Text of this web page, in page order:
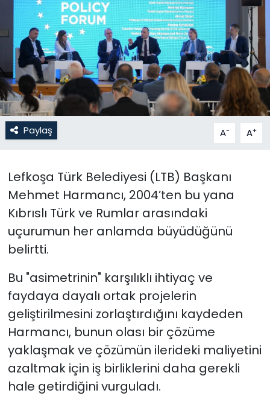
Paylaş A- A+
Lefkoşa Türk Belediyesi (LTB) Başkanı
Mehmet Harmancı, 2004’ten bu yana
Kıbrıslı Türk ve Rumlar arasındaki
uçurumun her anlamda büyüdüğünü
belirtti.
Bu "asimetrinin" karşılıklı ihtiyaç ve
faydaya dayalı ortak projelerin
geliştirilmesini zorlaştırdığını kaydeden
Harmancı, bunun olası bir çözüme
yaklaşmak ve çözümün ilerideki maliyetini
azaltmak için iş birliklerini daha gerekli
hale getirdiğini vurguladı.
Magazin
Moda
Nöbetçi Eczaneler
Otomobil Dünyası
Politika
SAĞLIK
Spor
Teknoloji
TÜRKiYE
Video Galeri
YAŞAM
Yazarlar